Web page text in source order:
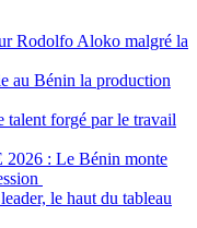
Rodolfo Aloko malgré la
au Bénin la production
forgé par le travail
: Le Bénin monte
le haut du tableau